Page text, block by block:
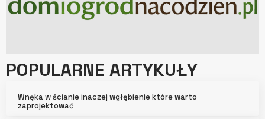
POPULARNE ARTYKUŁY
Wnęka w ścianie inaczej wgłębienie które warto
zaprojektować